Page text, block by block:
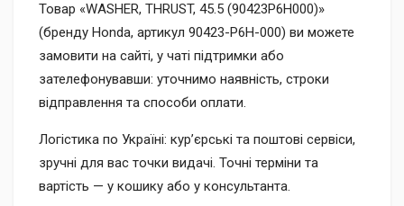
Товар «WASHER, THRUST, 45.5 (90423P6H000)»
(бренду Honda, артикул 90423-P6H-000) ви можете
замовити на сайті, у чаті підтримки або
зателефонувавши: уточнимо наявність, строки
відправлення та способи оплати.
Логістика по Україні: кур’єрські та поштові сервіси,
зручні для вас точки видачі. Точні терміни та
вартість — у кошику або у консультанта.